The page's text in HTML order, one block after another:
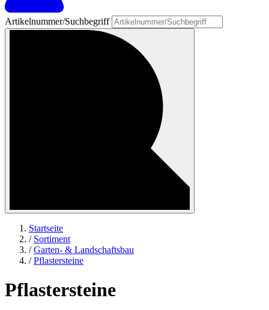
Artikelnummer/Suchbegriff
Startseite
/ Sortiment
/ Garten- & Landschaftsbau
/ Pflastersteine
Pflastersteine